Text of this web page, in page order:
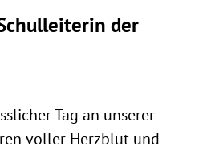
der
Tag an unserer
voller Herzblut und